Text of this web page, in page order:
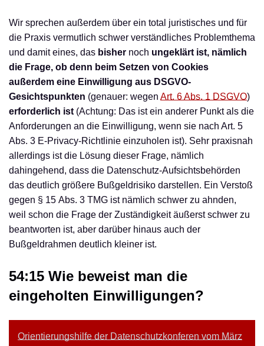
Wir sprechen außerdem über ein total juristisches und für
die Praxis vermutlich schwer verständliches Problemthema
und damit eines, das bisher noch ungeklärt ist, nämlich
die Frage, ob denn beim Setzen von Cookies
außerdem eine Einwilligung aus DSGVO-
Gesichtspunkten (genauer: wegen Art. 6 Abs. 1 DSGVO)
erforderlich ist (Achtung: Das ist ein anderer Punkt als die
Anforderungen an die Einwilligung, wenn sie nach Art. 5
Abs. 3 E-Privacy-Richtlinie einzuholen ist). Sehr praxisnah
allerdings ist die Lösung dieser Frage, nämlich
dahingehend, dass die Datenschutz-Aufsichtsbehörden
das deutlich größere Bußgeldrisiko darstellen. Ein Verstoß
gegen § 15 Abs. 3 TMG ist nämlich schwer zu ahnden,
weil schon die Frage der Zuständigkeit äußerst schwer zu
beantworten ist, aber darüber hinaus auch der
Bußgeldrahmen deutlich kleiner ist.
54:15 Wie beweist man die
eingeholten Einwilligungen?
Orientierungshilfe der Datenschutzkonferen vom März